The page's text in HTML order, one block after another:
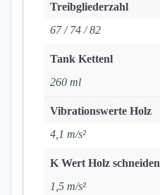
Treibgliederzahl
67 / 74 / 82
Tank Kettenl
260 ml
Vibrationswerte Holz
4,1 m/s²
K Wert Holz schneiden
1,5 m/s²